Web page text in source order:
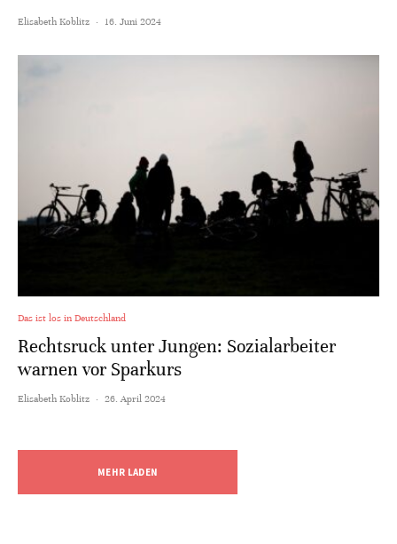
Elisabeth Koblitz · 16. Juni 2024
Das ist los in Deutschland
Rechtsruck unter Jungen: Sozialarbeiter
warnen vor Sparkurs
Elisabeth Koblitz · 26. April 2024
MEHR LADEN